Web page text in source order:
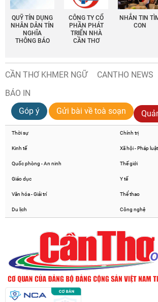
QUỸ TÍN DỤNG
NHÂN DÂN TÍN
NGHĨA
THÔNG BÁO
CÔNG TY CỔ
PHẦN PHÁT
TRIỂN NHÀ
CẦN THƠ
NHẮN TIN
CON
CẦN THƠ KHMER NGỮ CANTHO NEWS
BÁO IN
Góp ý
Gửi bài về toà soạn
Thời sự Chính trị
Kinh tế Xã hội - Pháp luật
Quốc phòng - An ninh Thế giới
Giáo dục Y tế
Văn hóa - Giải trí Thể thao
Du lịch Công nghệ